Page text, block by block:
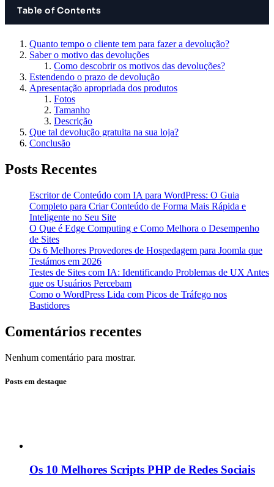
Table of Contents
Quanto tempo o cliente tem para fazer a devolução?
Saber o motivo das devoluções
Como descobrir os motivos das devoluções?
Estendendo o prazo de devolução
Apresentação apropriada dos produtos
Fotos
Tamanho
Descrição
Que tal devolução gratuita na sua loja?
Conclusão
Posts Recentes
Escritor de Conteúdo com IA para WordPress: O Guia
Completo para Criar Conteúdo de Forma Mais Rápida e
Inteligente no Seu Site
O Que é Edge Computing e Como Melhora o Desempenho
de Sites
Os 6 Melhores Provedores de Hospedagem para Joomla que
Testámos em 2026
Testes de Sites com IA: Identificando Problemas de UX Antes
que os Usuários Percebam
Como o WordPress Lida com Picos de Tráfego nos
Bastidores
Comentários recentes
Nenhum comentário para mostrar.
Posts em destaque
Os 10 Melhores Scripts PHP de Redes Sociais